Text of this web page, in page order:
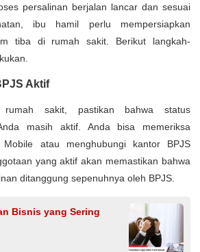
persalinan berjalan lancar dan sesuai
ibu hamil perlu mempersiapkan
tiba di rumah sakit. Berikut langkah-
Aktif
sakit, pastikan bahwa status
masih aktif. Anda bisa memeriksa
atau menghubungi kantor BPJS
yang aktif akan memastikan bahwa
ditanggung sepenuhnya oleh BPJS.
Bisnis yang Sering